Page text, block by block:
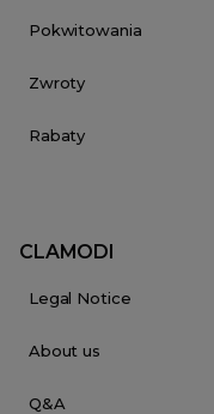
Pokwitowania
Zwroty
Rabaty
CLAMODI
Legal Notice
About us
Q&A